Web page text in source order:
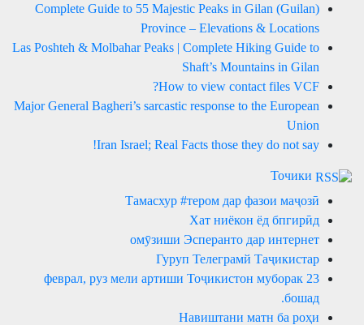
Complete Guide to 55 Majestic Peaks in Gilan (Guilan)
Province – Elevations & Locations
Las Poshteh & Molbahar Peaks | Complete Hiking Guide to
Shaft’s Mountains in Gilan
How to view contact files VCF?
Major General Bagheri’s sarcastic response to the European
Union
Iran Israel; Real Facts those they do not say!
Точики
Тамасхур #тером дар фазои маҷозӣ
Хат ниёкон ёд бпгирӣд
омӯзиши Эсперанто дар интернет
Гуруп Телеграмй Таҷикистар
23 феврал, руз мели артиши Тоҷикистон муборак
бошад.
Навиштани матн ба роҳи